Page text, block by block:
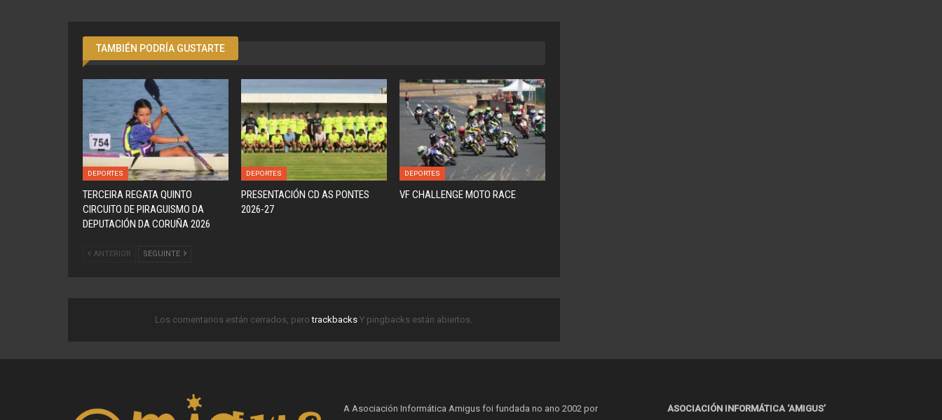
TAMBIÉN PODRÍA GUSTARTE
DEPORTES
TERCEIRA REGATA QUINTO
CIRCUITO DE PIRAGUISMO DA
DEPUTACIÓN DA CORUÑA 2026
DEPORTES
PRESENTACIÓN CD AS PONTES
2026-27
DEPORTES
VF CHALLENGE MOTO RACE
ANTERIOR SEGUINTE
Los comentarios están cerrados, perotrackbacksY pingbacks están abiertos.
A Asociación Informática Amigus foi fundada no ano 2002 por
ASOCIACIÓN INFORMÁTICA ‘AMIGUS’